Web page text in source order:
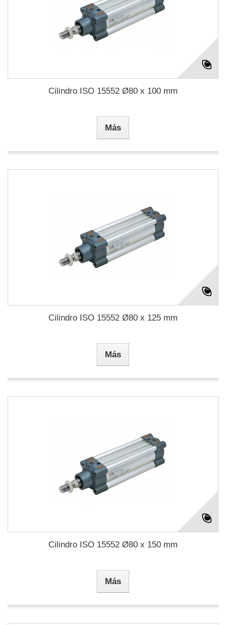
Cilindro ISO 15552 Ø80 x 100 mm
Más
Cilindro ISO 15552 Ø80 x 125 mm
Más
Cilindro ISO 15552 Ø80 x 150 mm
Más